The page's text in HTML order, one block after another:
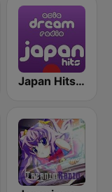
Japan Hits - Asia DREAM Radio